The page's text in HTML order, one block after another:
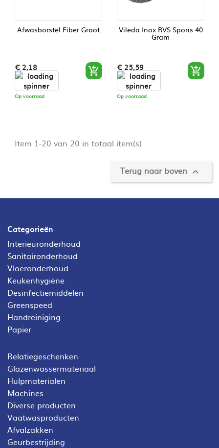
Afwasborstel Fiber Groot
€ 2,18
Op voorraad

Vileda Inox RVS Spons 40
Gram
€ 25,59
Op voorraad

Item 1-20 van 20 in totaal item(s)
Terug naar boven 
Categorieën
Interieuronderhoud
Sanitaironderhoud
Vloeronderhoud
Keukenhygiëne
Desinfectiemiddelen
Greenspeed
Handreiniging
Papier
Relatiegeschenken
Glazenwassermateriaal
Hulpmaterialen
Machines
Diverse producten
Vaatwasproducten
Afvalzakken
Geurbestrijding